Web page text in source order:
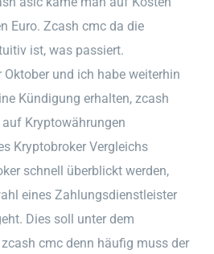
Euro. Zcash cmc da die
ist, was passiert.
und ich habe weiterhin
Kündigung erhalten, zcash
Kryptowährungen
Kryptobroker Vergleichs
schnell überblickt werden,
eines Zahlungsdienstleister
Dies soll unter dem
cmc denn häufig muss der